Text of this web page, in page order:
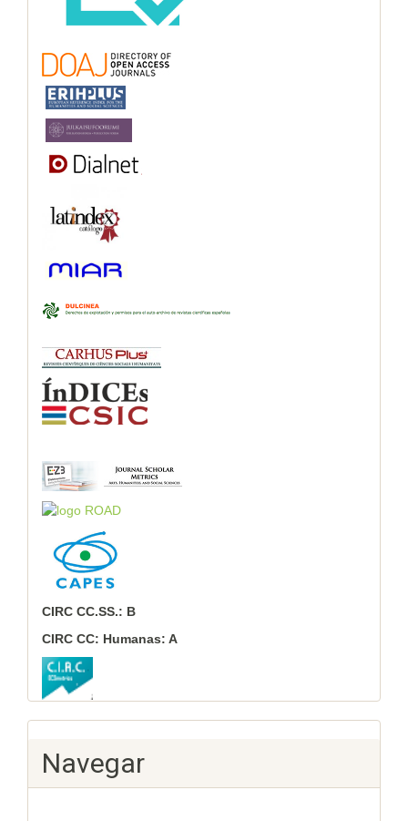
CIRC CC.SS.: B
CIRC CC: Humanas: A
Navegar